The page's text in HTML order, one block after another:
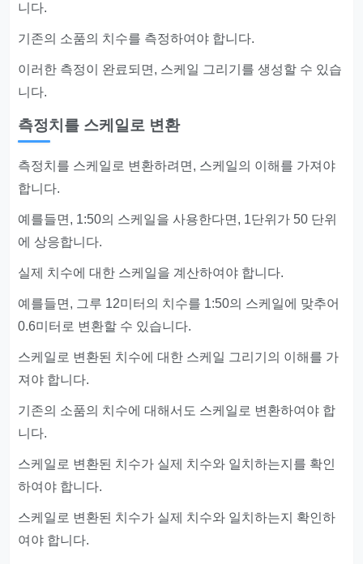
니다.
기존의 소품의 치수를 측정하여야 합니다.
이러한 측정이 완료되면, 스케일 그리기를 생성할 수 있습
니다.
측정치를 스케일로 변환
측정치를 스케일로 변환하려면, 스케일의 이해를 가져야
합니다.
예를들면, 1:50의 스케일을 사용한다면, 1단위가 50 단위
에 상응합니다.
실제 치수에 대한 스케일을 계산하여야 합니다.
예를들면, 그루 12미터의 치수를 1:50의 스케일에 맞추어
0.6미터로 변환할 수 있습니다.
스케일로 변환된 치수에 대한 스케일 그리기의 이해를 가
져야 합니다.
기존의 소품의 치수에 대해서도 스케일로 변환하여야 합
니다.
스케일로 변환된 치수가 실제 치수와 일치하는지를 확인
하여야 합니다.
스케일로 변환된 치수가 실제 치수와 일치하는지 확인하
여야 합니다.